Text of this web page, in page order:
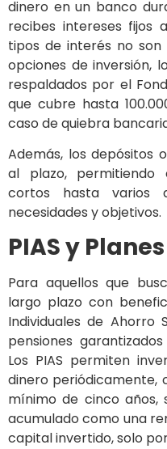
dinero en un banco
recibes intereses fijos
tipos de interés no
opciones de inversión,
respaldados por el
que cubre hasta
caso de quiebra
Además, los depósitos
al plazo, permitiendo
cortos hasta varios
necesidades y objetivos.
PIAS y
Para aquellos que
largo plazo con
Individuales de Ahorro
pensiones
Los PIAS permiten
dinero periódicamente,
mínimo de cinco
acumulado como una
capital invertido, solo